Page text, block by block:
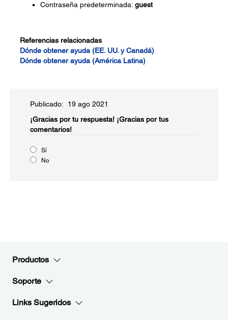
Contraseña predeterminada: guest
Referencias relacionadas
Dónde obtener ayuda (EE. UU. y Canadá)
Dónde obtener ayuda (América Latina)
Publicado: 19 ago 2021
¡Gracias por tu respuesta! ¡Gracias por tus
comentarios!
Sí
No
Productos
Soporte
Links Sugeridos